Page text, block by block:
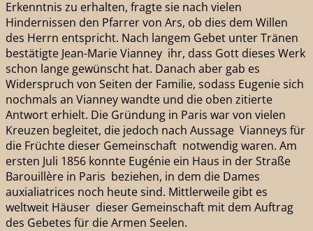
Erkenntnis zu erhalten, fragte sie nach vielen
Hindernissen den Pfarrer von Ars, ob dies dem Willen
des Herrn entspricht. Nach langem Gebet unter Tränen
bestätigte Jean-Marie Vianney ihr, dass Gott dieses Werk
schon lange gewünscht hat. Danach aber gab es
Widerspruch von Seiten der Familie, sodass Eugenie sich
nochmals an Vianney wandte und die oben zitierte
Antwort erhielt. Die Gründung in Paris war von vielen
Kreuzen begleitet, die jedoch nach Aussage Vianneys für
die Früchte dieser Gemeinschaft notwendig waren. Am
ersten Juli 1856 konnte Eugénie ein Haus in der Straße
Barouillère in Paris beziehen, in dem die Dames
auxialiatrices noch heute sind. Mittlerweile gibt es
weltweit Häuser dieser Gemeinschaft mit dem Auftrag
des Gebetes für die Armen Seelen.